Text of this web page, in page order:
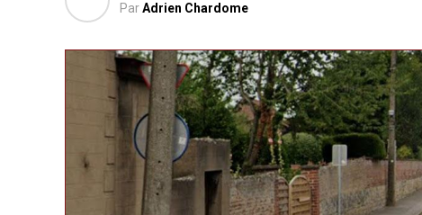
ParAdrien Chardome